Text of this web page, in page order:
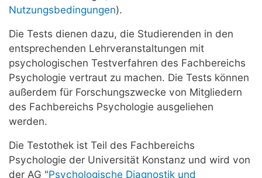
Nutzungsbedingungen).
Die Tests dienen dazu, die Studierenden in den
entsprechenden Lehrveranstaltungen mit
psychologischen Testverfahren des Fachbereichs
Psychologie vertraut zu machen. Die Tests können
außerdem für Forschungszwecke von Mitgliedern
des Fachbereichs Psychologie ausgeliehen
werden.
Die Testothek ist Teil des Fachbereichs
Psychologie der Universität Konstanz und wird von
der AG "Psychologische Diagnostik und